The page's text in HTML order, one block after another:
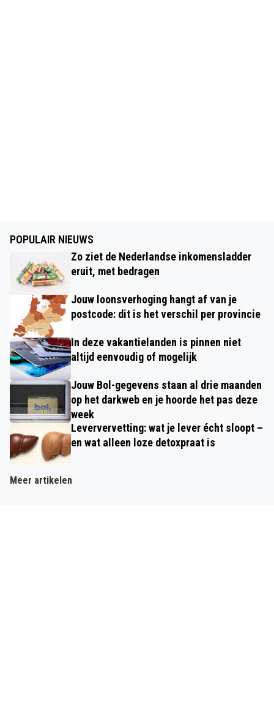
POPULAIR NIEUWS
Zo ziet de Nederlandse inkomensladder
eruit, met bedragen
Jouw loonsverhoging hangt af van je
postcode: dit is het verschil per provincie
In deze vakantielanden is pinnen niet
altijd eenvoudig of mogelijk
Jouw Bol-gegevens staan al drie maanden
op het darkweb en je hoorde het pas deze
week
Leververvetting: wat je lever écht sloopt –
en wat alleen loze detoxpraat is
Meer artikelen